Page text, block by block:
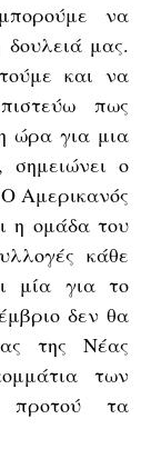
να
δουλειά μας.
και να
πως
ώρα για μια
ο
Αμερικανός
η ομάδα του
κάθε
μία για το
δεν θα
της Νέας
των
προτού τα